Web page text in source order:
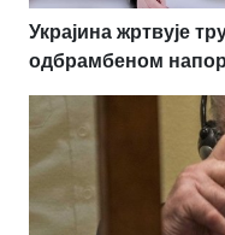
Украјина жртвује
одбрамбеном